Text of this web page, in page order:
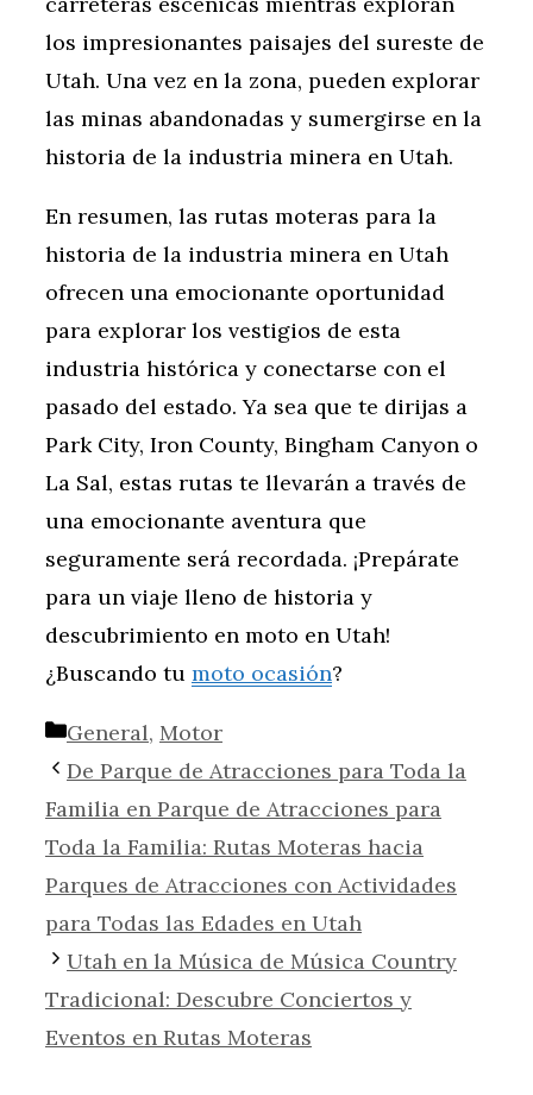
los impresionantes paisajes del sureste de
Utah. Una vez en la zona, pueden explorar
las minas abandonadas y sumergirse en la
historia de la industria minera en Utah.
En resumen, las rutas moteras para la
historia de la industria minera en Utah
ofrecen una emocionante oportunidad
para explorar los vestigios de esta
industria histórica y conectarse con el
pasado del estado. Ya sea que te dirijas a
Park City, Iron County, Bingham Canyon o
La Sal, estas rutas te llevarán a través de
una emocionante aventura que
seguramente será recordada. ¡Prepárate
para un viaje lleno de historia y
descubrimiento en moto en Utah!
¿Buscando tu moto ocasión?
Categorías
General, Motor
De Parque de Atracciones para Toda la
Familia en Parque de Atracciones para
Toda la Familia: Rutas Moteras hacia
Parques de Atracciones con Actividades
para Todas las Edades en Utah
Utah en la Música de Música Country
Tradicional: Descubre Conciertos y
Eventos en Rutas Moteras